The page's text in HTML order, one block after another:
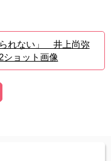
られない」 井上尚弥
ショット画像